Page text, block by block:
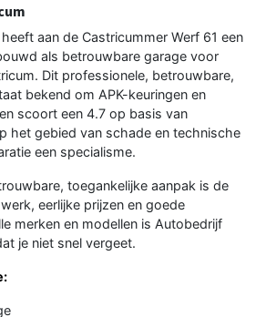
aan de Castricummer Werf 61 een
als betrouwbare garage voor
Dit professionele, betrouwbare,
bekend om APK-keuringen en
scoort een 4.7 op basis van
het gebied van schade en technische
een specialisme.
toegankelijke aanpak is de
eerlijke prijzen en goede
merken en modellen is Autobedrijf
je niet snel vergeet.